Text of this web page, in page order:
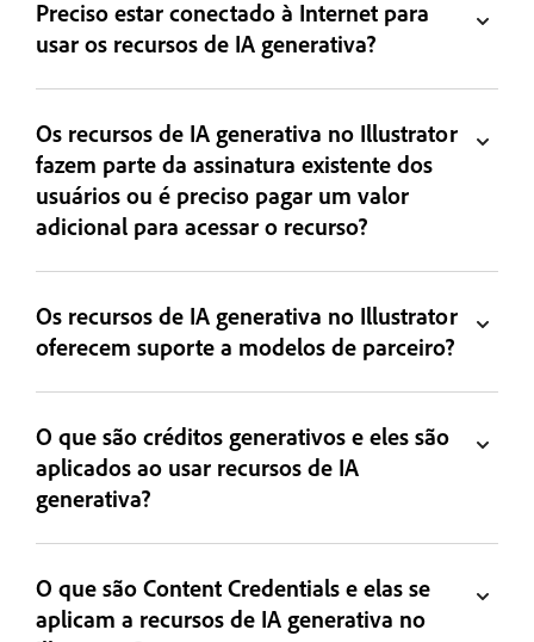
Preciso estar conectado à Internet para
usar os recursos de IA generativa?
Os recursos de IA generativa no Illustrator
fazem parte da assinatura existente dos
usuários ou é preciso pagar um valor
adicional para acessar o recurso?
Os recursos de IA generativa no Illustrator
oferecem suporte a modelos de parceiro?
O que são créditos generativos e eles são
aplicados ao usar recursos de IA
generativa?
O que são Content Credentials e elas se
aplicam a recursos de IA generativa no